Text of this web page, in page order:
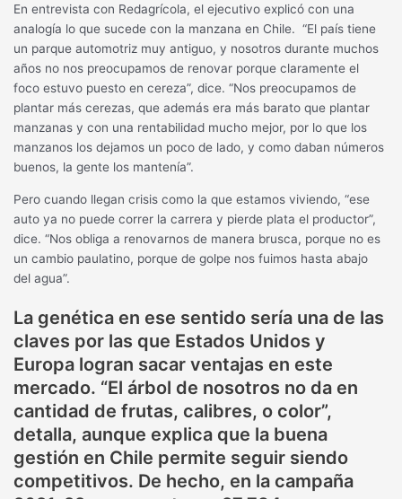
En entrevista con Redagrícola, el ejecutivo explicó con una
analogía lo que sucede con la manzana en Chile. “El país tiene
un parque automotriz muy antiguo, y nosotros durante muchos
años no nos preocupamos de renovar porque claramente el
foco estuvo puesto en cereza”, dice. “Nos preocupamos de
plantar más cerezas, que además era más barato que plantar
manzanas y con una rentabilidad mucho mejor, por lo que los
manzanos los dejamos un poco de lado, y como daban números
buenos, la gente los mantenía”.
Pero cuando llegan crisis como la que estamos viviendo, “ese
auto ya no puede correr la carrera y pierde plata el productor”,
dice. “Nos obliga a renovarnos de manera brusca, porque no es
un cambio paulatino, porque de golpe nos fuimos hasta abajo
del agua”.
La genética en ese sentido sería una de las
claves por las que Estados Unidos y
Europa logran sacar ventajas en este
mercado. “El árbol de nosotros no da en
cantidad de frutas, calibres, o color”,
detalla, aunque explica que la buena
gestión en Chile permite seguir siendo
competitivos. De hecho, en la campaña